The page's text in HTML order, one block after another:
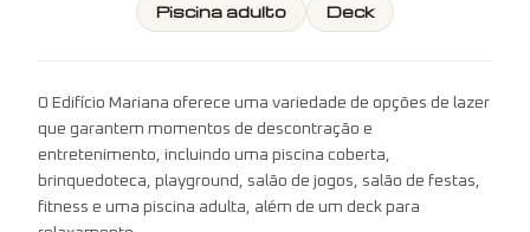
Piscina adulto
Deck
O Edifício Mariana oferece uma variedade de opções de lazer
que garantem momentos de descontração e
entretenimento, incluindo uma piscina coberta,
brinquedoteca, playground, salão de jogos, salão de festas,
fitness e uma piscina adulta, além de um deck para